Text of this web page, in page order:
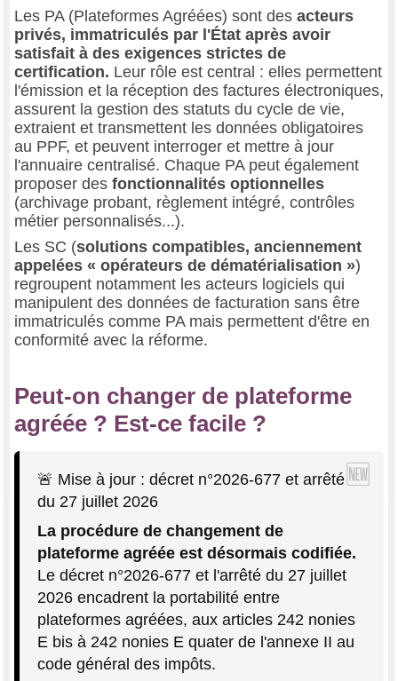
Les PA (Plateformes Agréées) sont des acteurs
privés, immatriculés par l'État après avoir
satisfait à des exigences strictes de
certification. Leur rôle est central : elles permettent
l'émission et la réception des factures électroniques,
assurent la gestion des statuts du cycle de vie,
extraient et transmettent les données obligatoires
au PPF, et peuvent interroger et mettre à jour
l'annuaire centralisé. Chaque PA peut également
proposer des fonctionnalités optionnelles
(archivage probant, règlement intégré, contrôles
métier personnalisés...).
Les SC (solutions compatibles, anciennement
appelées « opérateurs de dématérialisation »)
regroupent notamment les acteurs logiciels qui
manipulent des données de facturation sans être
immatriculés comme PA mais permettent d'être en
conformité avec la réforme.
Peut-on changer de plateforme
agréée ? Est-ce facile ?
🚨 Mise à jour : décret n°2026-677 et arrêté
du 27 juillet 2026
La procédure de changement de
plateforme agréée est désormais codifiée.
Le décret n°2026-677 et l'arrêté du 27 juillet
2026 encadrent la portabilité entre
plateformes agréées, aux articles 242 nonies
E bis à 242 nonies E quater de l'annexe II au
code général des impôts.